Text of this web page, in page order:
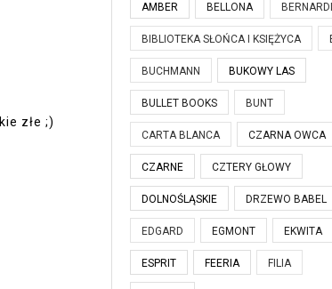
złe ;)
AMBER BELLONA
BIBLIOTEKA SŁOŃCA I KSIĘŻYCA
BUCHMANN BUKOWY LAS
BULLET BOOKS BUNT
CARTA BLANCA CZARNA OWCA
CZARNE CZTERY GŁOWY
DOLNOŚLĄSKIE DRZEWO BABEL
EDGARD EGMONT EKWITA
ESPRIT FEERIA FILIA